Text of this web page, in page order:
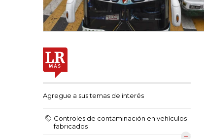
Agregue a sus temas de interés
Controles de contaminación en vehículos
fabricados